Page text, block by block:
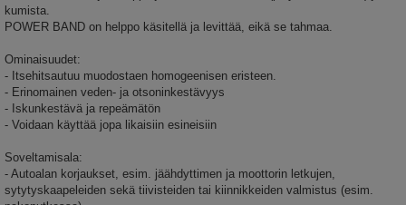
kumista.
POWER BAND on helppo käsitellä ja levittää, eikä se tahmaa.
Ominaisuudet:
- Itsehitsautuu muodostaen homogeenisen eristeen.
- Erinomainen veden- ja otsoninkestävyys
- Iskunkestävä ja repeämätön
- Voidaan käyttää jopa likaisiin esineisiin
Soveltamisala:
- Autoalan korjaukset, esim. jäähdyttimen ja moottorin letkujen,
sytytyskaapeleiden sekä tiivisteiden tai kiinnikkeiden valmistus (esim.